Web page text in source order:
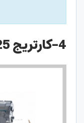
4-کارتریج Canon 725